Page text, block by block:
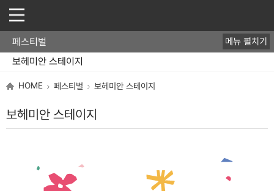
페스티벌
보헤미안 페스티벌
보헤미안 스테이지
메뉴 펼치기
HOME 페스티벌 보헤미안 스테이지
보헤미안 스테이지